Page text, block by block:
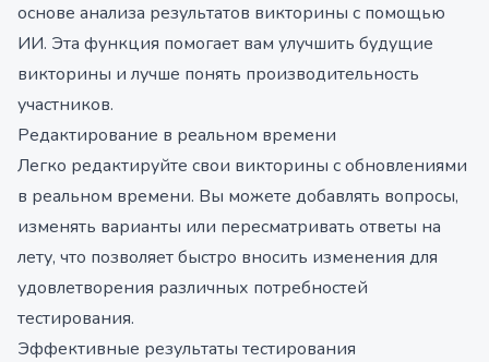
основе анализа результатов викторины с помощью
ИИ. Эта функция помогает вам улучшить будущие
викторины и лучше понять производительность
участников.
Редактирование в реальном времени
Легко редактируйте свои викторины с обновлениями
в реальном времени. Вы можете добавлять вопросы,
изменять варианты или пересматривать ответы на
лету, что позволяет быстро вносить изменения для
удовлетворения различных потребностей
тестирования.
Эффективные результаты тестирования